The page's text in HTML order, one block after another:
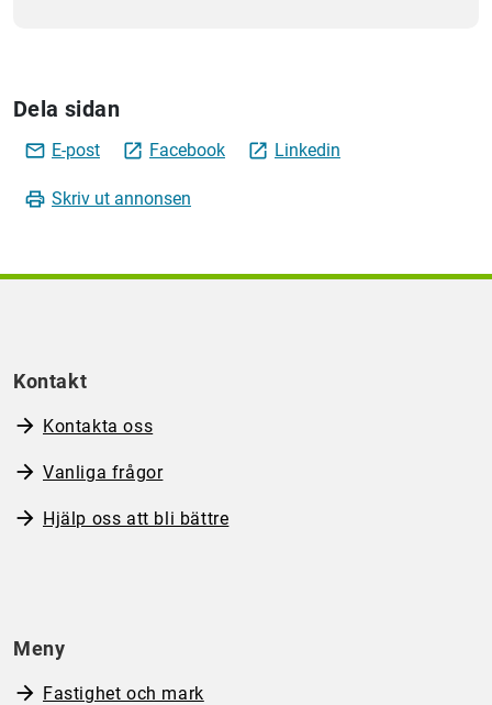
Dela sidan
mail_outline E-post open_in_new Facebook open_in_new Linkedin
print Skriv ut annonsen
Kontakt
Kontakta oss
Vanliga frågor
Hjälp oss att bli bättre
Meny
Fastighet och mark